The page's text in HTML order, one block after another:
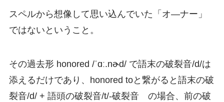
スペルから想像して思い込んでいた「オ―ナー」
ではないということ。
その過去形 honored /ˈɑː.nɚd/ で語末の破裂音/d/は
添えるだけであり、honored toと繋がると語末の破
裂音/d/ + 語頭の破裂音/t/-破裂音 の場合、前の破